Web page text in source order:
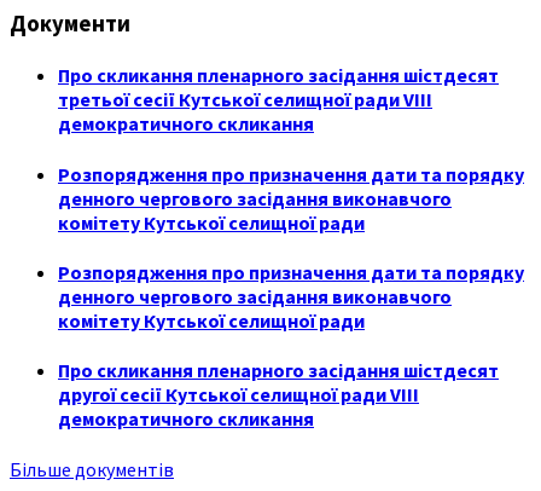
Документи
Про скликання пленарного засідання шістдесят
третьої сесії Кутської селищної ради VIII
демократичного скликання
Розпорядження про призначення дати та порядку
денного чергового засідання виконавчого
комітету Кутської селищної ради
Розпорядження про призначення дати та порядку
денного чергового засідання виконавчого
комітету Кутської селищної ради
Про скликання пленарного засідання шістдесят
другої сесії Кутської селищної ради VIII
демократичного скликання
Більше документів